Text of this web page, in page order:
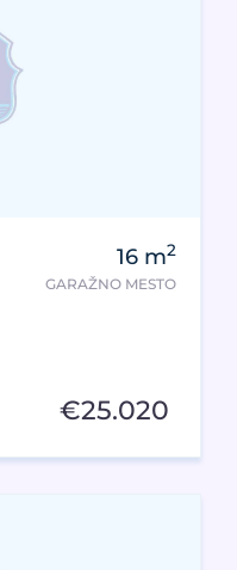
16 m2
GARAŽNO MESTO
€25.020